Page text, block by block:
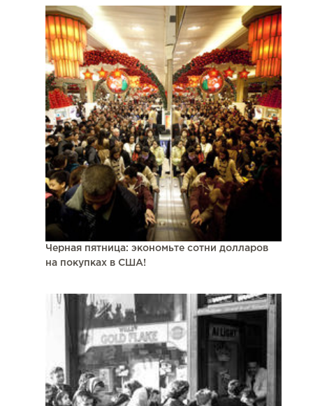
Черная пятница: экономьте сотни долларов
на покупках в США!